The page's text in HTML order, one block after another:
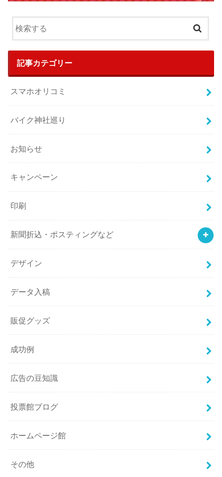
記事カテゴリー
スマホオリコミ
バイク神社巡り
お知らせ
キャンペーン
印刷
新聞折込・ポスティングなど
デザイン
データ入稿
販促グッズ
成功例
広告の豆知識
投票館ブログ
ホームページ館
その他